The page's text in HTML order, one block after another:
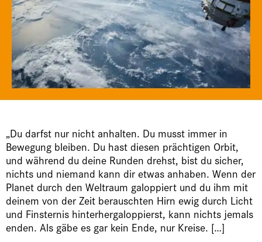
„Du darfst nur nicht anhalten. Du musst immer in
Bewegung bleiben. Du hast diesen prächtigen Orbit,
und während du deine Runden drehst, bist du sicher,
nichts und niemand kann dir etwas anhaben. Wenn der
Planet durch den Weltraum galoppiert und du ihm mit
deinem von der Zeit berauschten Hirn ewig durch Licht
und Finsternis hinterhergaloppierst, kann nichts jemals
enden. Als gäbe es gar kein Ende, nur Kreise. […]